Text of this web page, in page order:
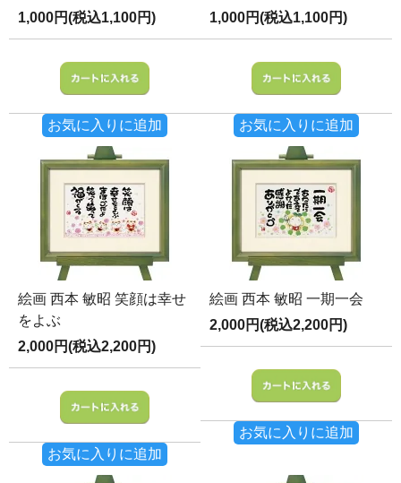
1,000円(税込1,100円)
お気に入りに追加
1,000円(税込1,100円)
お気に入りに追加
絵画 西本 敏昭 笑顔は幸せ
をよぶ
2,000円(税込2,200円)
お気に入りに追加
絵画 西本 敏昭 一期一会
2,000円(税込2,200円)
お気に入りに追加